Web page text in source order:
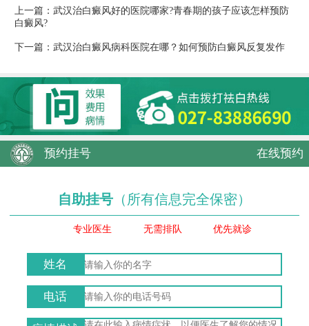
上一篇： 武汉治白癜风好的医院哪家?青春期的孩子应该怎样预防
白癜风?
下一篇： 武汉治白癜风病科医院在哪？如何预防白癜风反复发作
预约挂号 在线预约
自助挂号 （所有信息完全保密）
专业医生 无需排队 优先就诊
姓名
电话